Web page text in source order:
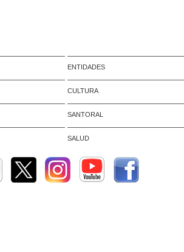
ENTIDADES
CULTURA
SANTORAL
SALUD